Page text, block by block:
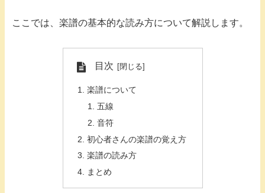
ここでは、楽譜の基本的な読み方について解説します。
目次
楽譜について
五線
音符
初心者さんの楽譜の覚え方
楽譜の読み方
まとめ